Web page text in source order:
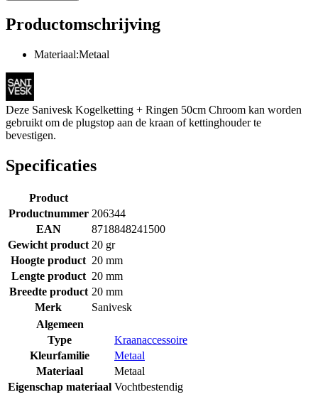
Productomschrijving
Materiaal:Metaal
Deze Sanivesk Kogelketting + Ringen 50cm Chroom kan worden
gebruikt om de plugstop aan de kraan of kettinghouder te
bevestigen.
Specificaties
Product
Productnummer 206344
EAN
8718848241500
Gewicht product 20 gr
Hoogte product 20 mm
Lengte product 20 mm
Breedte product 20 mm
Merk
Sanivesk
Algemeen
Type
Kraanaccessoire
Kleurfamilie
Metaal
Materiaal
Metaal
Eigenschap materiaal Vochtbestendig